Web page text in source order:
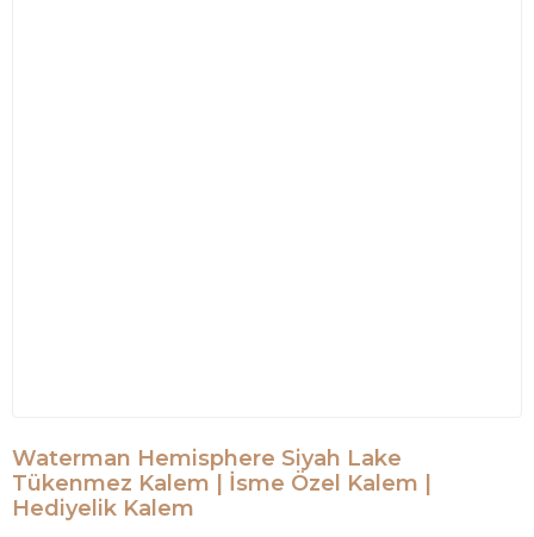
Waterman Hemisphere Siyah Lake
Tükenmez Kalem | İsme Özel Kalem |
Hediyelik Kalem